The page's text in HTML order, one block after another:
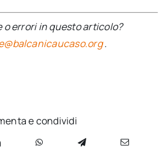
errori in questo articolo?
.
e condividi